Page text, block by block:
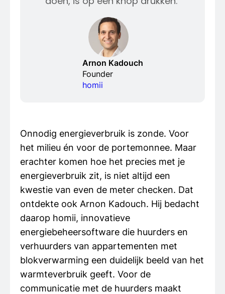
Arnon Kadouch
Founder
homii
Onnodig energieverbruik is zonde. Voor
het milieu én voor de portemonnee. Maar
erachter komen hoe het precies met je
energieverbruik zit, is niet altijd een
kwestie van even de meter checken. Dat
ontdekte ook Arnon Kadouch. Hij bedacht
daarop homii, innovatieve
energiebeheersoftware die huurders en
verhuurders van appartementen met
blokverwarming een duidelijk beeld van het
warmteverbruik geeft. Voor de
communicatie met de huurders maakt